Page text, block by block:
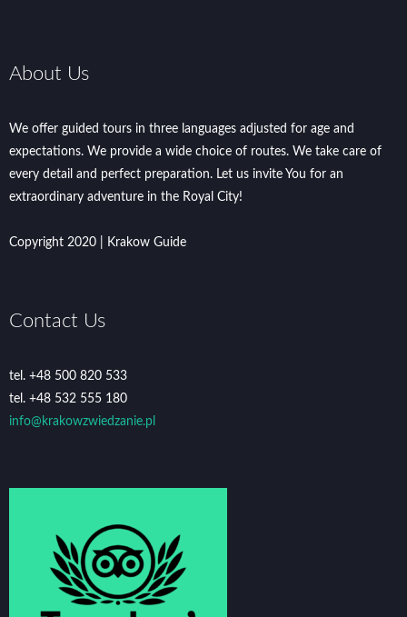
About Us
We offer guided tours in three languages adjusted for age and
expectations. We provide a wide choice of routes. We take care of
every detail and perfect preparation. Let us invite You for an
extraordinary adventure in the Royal City!
Copyright 2020 | Krakow Guide
Contact Us
tel. +48 500 820 533
tel. +48 532 555 180
info@krakowzwiedzanie.pl